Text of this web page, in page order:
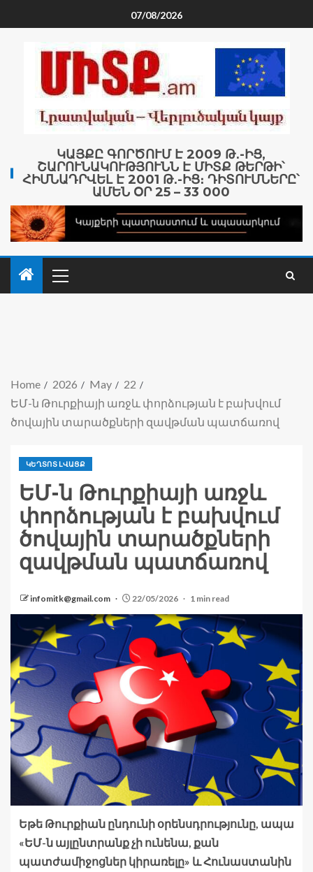
07/08/2026
ԿԱՅՔԸ ԳՈՐԾՈՒՄ Է 2009 Թ․-ԻՑ,
ՇԱՐՈՒՆԱԿՈՒԹՅՈՒՆՆ Է ՄԻՏՔ ԹԵՐԹԻ՝
ՀԻՄՆԱԴՐՎԵԼ Է 2001 Թ․-ԻՑ։ ԴԻՏՈՒՄՆԵՐԸ՝
ԱՄԵՆ ՕՐ 25 – 33 000
Home 2026 May
22
ԵՄ-ն Թուրքիայի առջև փորձության է բախվում
ծովային տարածքների զավթման պատճառով
ԿԵՂՏՈՏ ԼՎԱՑՔ
ԵՄ-ն Թուրքիայի առջև
փորձության է բախվում
ծովային տարածքների
զավթման պատճառով
infomitk@gmail.com 22/05/2026 1 min read
Եթե Թուրքիան ընդունի օրենսդրությունը, ապա
«ԵՄ-ն այլընտրանք չի ունենա, քան
պատժամիջոցներ կիրառելը» և Հունաստանին